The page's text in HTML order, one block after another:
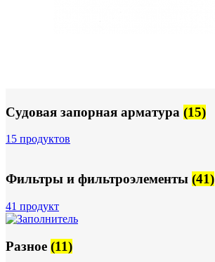
Судовая запорная арматура (15)
15 продуктов
Фильтры и фильтроэлементы (41)
41 продукт
Разное (11)